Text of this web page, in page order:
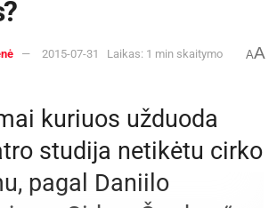
2015-07-31 Laikas: 1 min skaitymo AA
kuriuos užduoda
studija netikėtu cirko
pagal Daniilo